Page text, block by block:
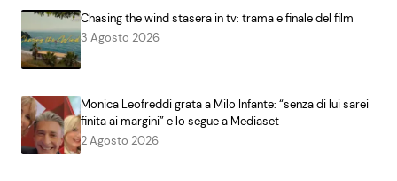
Chasing the wind stasera in tv: trama e finale del film
3 Agosto 2026
Monica Leofreddi grata a Milo Infante: “senza di lui sarei
finita ai margini” e lo segue a Mediaset
2 Agosto 2026